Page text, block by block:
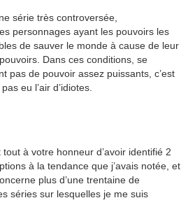
série très controversée,
personnages ayant les pouvoirs les
de sauver le monde à cause de leur
Dans ces conditions, se
pas de pouvoir assez puissants, c’est
eu l’air d’idiotes.
tout à votre honneur d’avoir identifié 2
à la tendance que j’avais notée, et
plus d’une trentaine de
séries sur lesquelles je me suis